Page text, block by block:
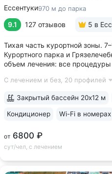
Ессентуки970 м до парка
9.1 127 отзывов 5 в
Тихая часть курортной зоны.
Курортного парка и
объем лечения: все
путевки включены дорогие
С лечением и без, 20 профилей
от 6800 ₽
сут/чел, с лечением
Закрытый бассейн 20х12 м
Кондиционер Wi-Fi в номерах